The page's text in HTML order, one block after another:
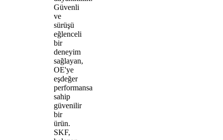
Güvenli
ve
sürüşü
eğlenceli
bir
deneyim
sağlayan,
OE'ye
eşdeğer
performansa
sahip
güvenilir
bir
ürün.
SKF,